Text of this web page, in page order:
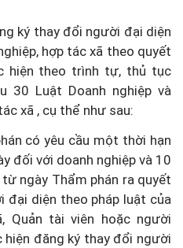
ký thay đổi người đại diện
hợp tác xã theo quyết
hiện theo trình tự, thủ tục
30 Luật Doanh nghiệp và
xã , cụ thể như sau:
có yêu cầu một thời hạn
đối với doanh nghiệp và 10
ngày Thẩm phán ra quyết
đại diện theo pháp luật của
Quản tài viên hoặc người
đăng ký thay đổi người